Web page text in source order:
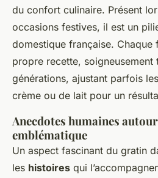
du confort culinaire. Présent
occasions festives, il est un
domestique française. Chaque
propre recette, soigneusement
générations, ajustant parfois
crème ou de lait pour un
Anecdotes humaines
emblématique
Un aspect fascinant du gratin
les histoires qui